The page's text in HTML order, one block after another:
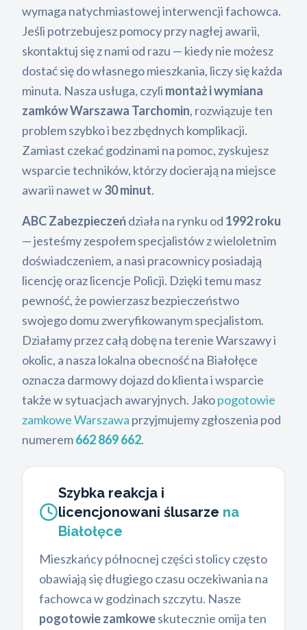
wymaga natychmiastowej interwencji fachowca.
Jeśli potrzebujesz pomocy przy nagłej awarii,
skontaktuj się z nami od razu — kiedy nie możesz
dostać się do własnego mieszkania, liczy się każda
minuta. Nasza usługa, czyli montaż i wymiana
zamków Warszawa Tarchomin, rozwiązuje ten
problem szybko i bez zbędnych komplikacji.
Zamiast czekać godzinami na pomoc, zyskujesz
wsparcie techników, którzy docierają na miejsce
awarii nawet w30 minut.
ABC Zabezpieczeńdziała na rynku od 1992 roku
— jesteśmy zespołem specjalistów z wieloletnim
doświadczeniem, a nasi pracownicy posiadają
licencję oraz licencje Policji. Dzięki temu masz
pewność, że powierzasz bezpieczeństwo
swojego domu zweryfikowanym specjalistom.
Działamy przez całą dobę na terenie Warszawy i
okolic, a nasza lokalna obecność na Białołęce
oznacza darmowy dojazd do klienta i wsparcie
także w sytuacjach awaryjnych. Jakopogotowie
zamkowe Warszawa przyjmujemy zgłoszenia pod
numerem662 869 662.
Szybka reakcja i
licencjonowani ślusarze na
Białołęce
Mieszkańcy północnej części stolicy często
obawiają się długiego czasu oczekiwania na
fachowca w godzinach szczytu. Nasze
pogotowie zamkoweskutecznie omija ten